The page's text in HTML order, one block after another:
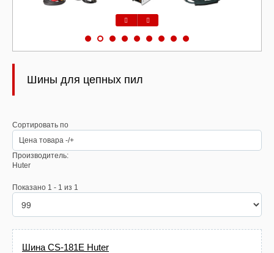
Шины для цепных пил
Сортировать по
Цена товара -/+
Производитель:
Huter
Показано 1 - 1 из 1
Шина CS-181Е Huter